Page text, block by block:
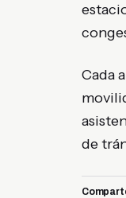
Cada
de